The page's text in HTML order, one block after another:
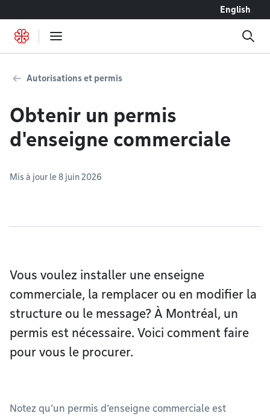
English
Autorisations et permis
Obtenir un permis
d'enseigne commerciale
Mis à jour le 8 juin 2026
Vous voulez installer une enseigne
commerciale, la remplacer ou en modifier la
structure ou le message? À Montréal, un
permis est nécessaire. Voici comment faire
pour vous le procurer.
Notez qu’un permis d’enseigne commerciale est